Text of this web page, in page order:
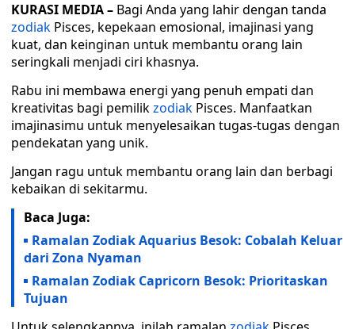
KURASI MEDIA – Bagi Anda yang lahir dengan tanda
zodiak Pisces, kepekaan emosional, imajinasi yang
kuat, dan keinginan untuk membantu orang lain
seringkali menjadi ciri khasnya.
Rabu ini membawa energi yang penuh empati dan
kreativitas bagi pemilikzodiak Pisces. Manfaatkan
imajinasimu untuk menyelesaikan tugas-tugas dengan
pendekatan yang unik.
Jangan ragu untuk membantu orang lain dan berbagi
kebaikan di sekitarmu.
Baca Juga:
Ramalan Zodiak Aquarius Besok: Cobalah Keluar
dari Zona Nyaman
Ramalan Zodiak Capricorn Besok: Prioritaskan
Tujuan